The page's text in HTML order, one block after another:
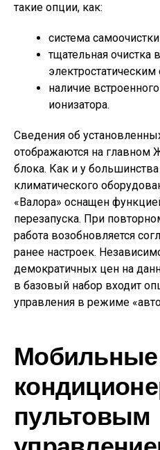
такие опции, как:
система
тщательная очистка
наличие
ионизатора.
Сведения об
отображаются на главном
блока. Как и у
климатического
«Валора» оснащен
перезапуска. При
работа возобновляется
ранее настроек.
демократичных цен на
в базовый набор входит
управления в режиме
Мобильные
пультовым